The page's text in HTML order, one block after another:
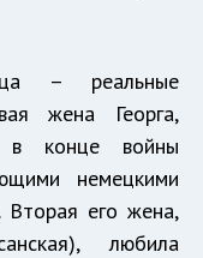
– реальные
жена Георга,
в конце войны
немецкими
Вторая его жена,
любила